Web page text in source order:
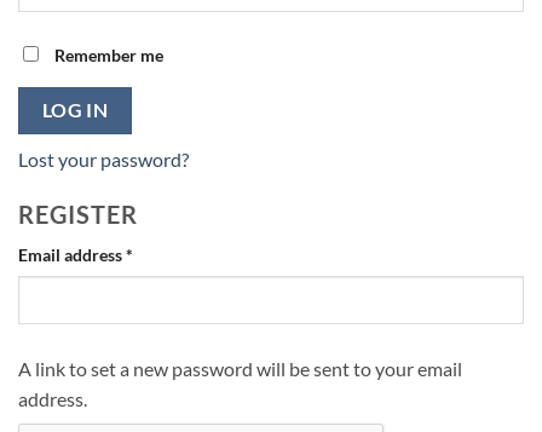
Remember me
LOG IN
Lost your password?
REGISTER
Email address*
A link to set a new password will be sent to your email
address.